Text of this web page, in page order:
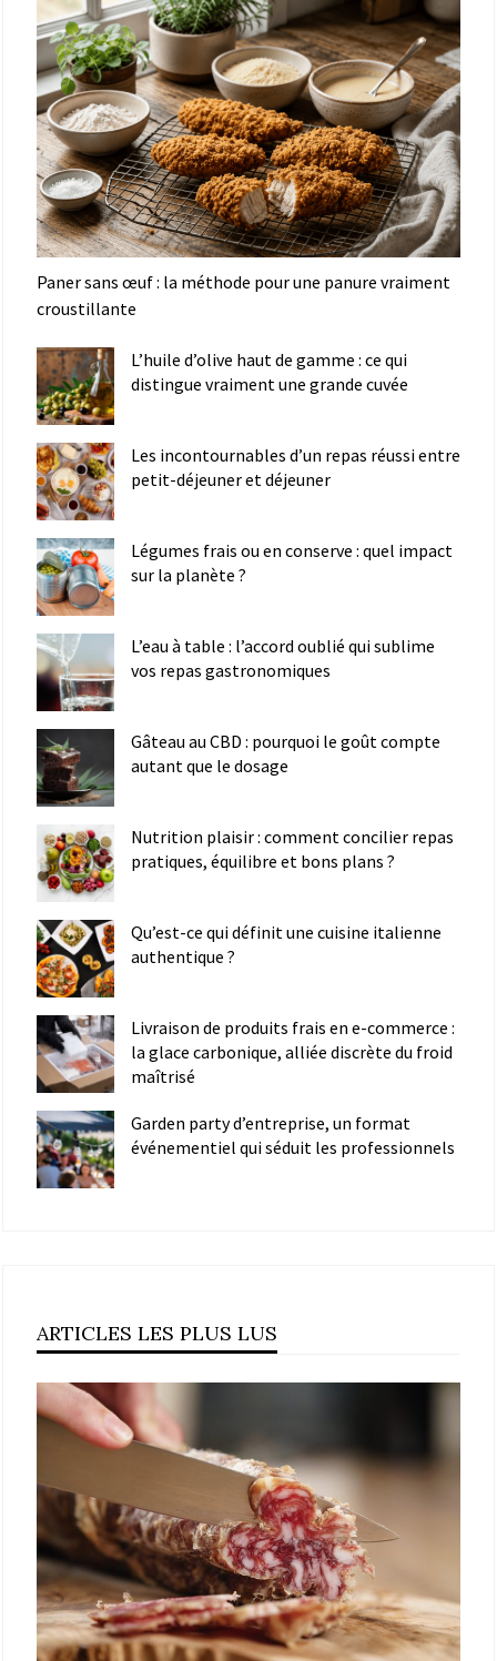
Paner sans œuf : la méthode pour une panure vraiment
croustillante
L’huile d’olive haut de gamme : ce qui
distingue vraiment une grande cuvée
Les incontournables d’un repas réussi entre
petit-déjeuner et déjeuner
Légumes frais ou en conserve : quel impact
sur la planète ?
L’eau à table : l’accord oublié qui sublime
vos repas gastronomiques
Gâteau au CBD : pourquoi le goût compte
autant que le dosage
Nutrition plaisir : comment concilier repas
pratiques, équilibre et bons plans ?
Qu’est-ce qui définit une cuisine italienne
authentique ?
Livraison de produits frais en e-commerce :
la glace carbonique, alliée discrète du froid
maîtrisé
Garden party d’entreprise, un format
événementiel qui séduit les professionnels
ARTICLES LES PLUS LUS